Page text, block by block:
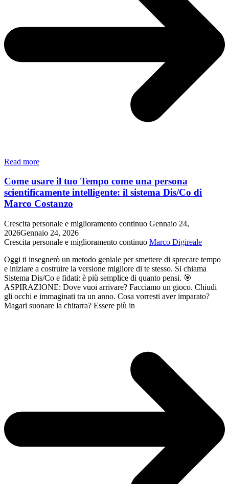
Read moreTrasforma
tuo
come
liberarti
vittimismo
e
abbracciare
vera
libertà
interiore
Come usare il tuo Tempo come una persona
scientificamente intelligente: il sistema Dis/Co di
Marco Costanzo
Crescita personale e miglioramento continuo Gennaio 24,
2026Gennaio 24, 2026
Crescita personale e miglioramento continuo Marco Digireale
Oggi ti insegnerò un metodo geniale per smettere di sprecare tempo
e iniziare a costruire la versione migliore di te stesso. Si chiama
Sistema Dis/Co e fidati: è più semplice di quanto pensi. 🎯
ASPIRAZIONE: Dove vuoi arrivare? Facciamo un gioco. Chiudi
gli occhi e immaginati tra un anno. Cosa vorresti aver imparato?
Magari suonare la chitarra? Essere più in